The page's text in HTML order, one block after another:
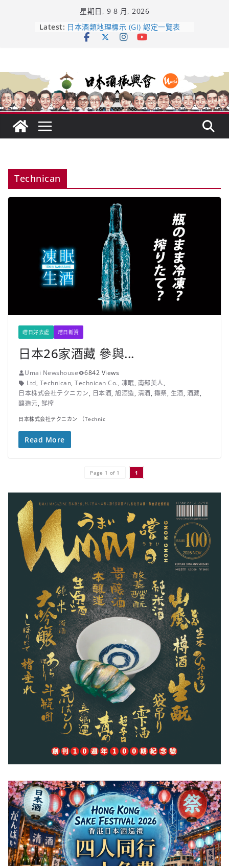
星期日, 9 8 月, 2026
Latest: 龜之井酒造：口說上手 – 山形純米大
吟釀的堅持與傳承 ～ くどき上手
響 𝟭𝟮 年 復活了!
【酒業商戰】130年老酒藏殺入股票
市場！梅乃宿上市背後的密碼
Technican
嚐日好去處 嚐日新資
日本26家酒藏 參與...
Umai Newshouse
6842 Views
Ltd, Technican, Technican Co., 凍眠, 南部美人,
日本株式会社テクニカン, 日本酒, 旭酒造, 清酒, 獺祭, 生酒, 酒藏,
釀造元, 鮮榨
日本株式会社テクニカン （Technic
Read More
Page 1 of 1 1